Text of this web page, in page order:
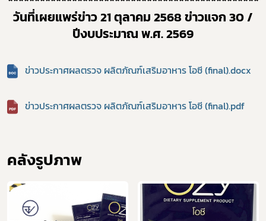
วันที่เผยแพร่ข่าว 21 ตุลาคม 2568 ข่าวแจก 30 /
ปีงบประมาณ พ.ศ. 2569
ข่าวประกาศผลตรวจ ผลิตภัณฑ์เสริมอาหาร โอซี (final).docx
ข่าวประกาศผลตรวจ ผลิตภัณฑ์เสริมอาหาร โอซี (final).pdf
คลังรูปภาพ
Subscribe